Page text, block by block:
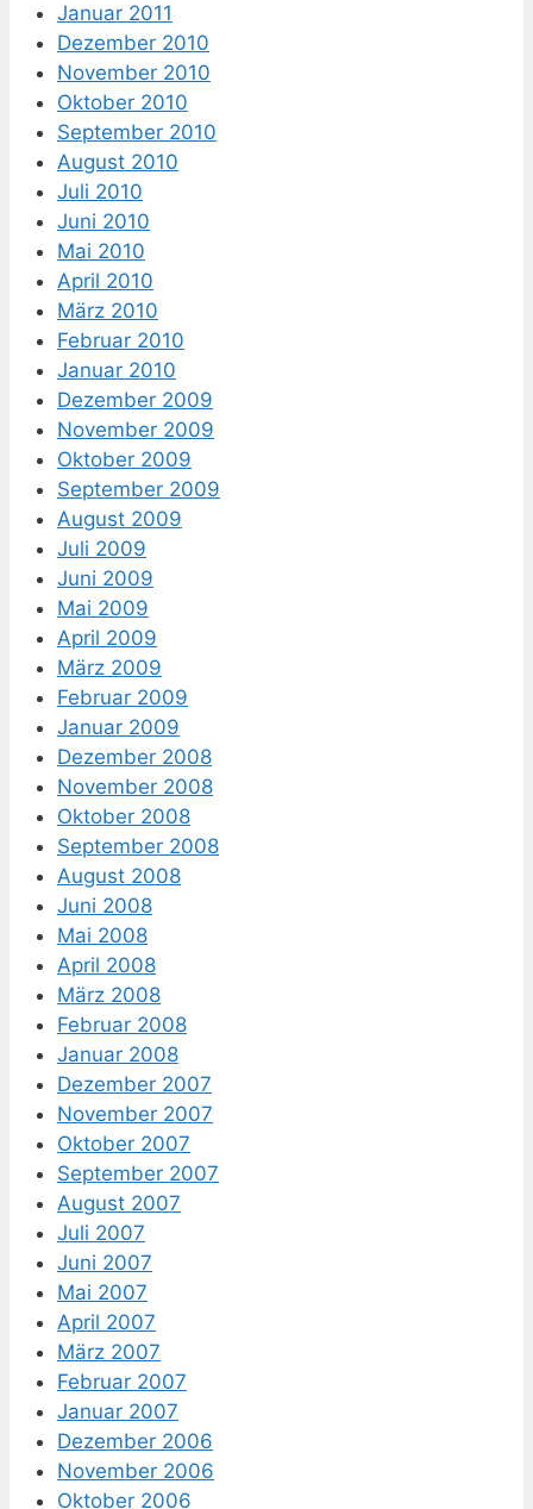
Januar 2011
Dezember 2010
November 2010
Oktober 2010
September 2010
August 2010
Juli 2010
Juni 2010
Mai 2010
April 2010
März 2010
Februar 2010
Januar 2010
Dezember 2009
November 2009
Oktober 2009
September 2009
August 2009
Juli 2009
Juni 2009
Mai 2009
April 2009
März 2009
Februar 2009
Januar 2009
Dezember 2008
November 2008
Oktober 2008
September 2008
August 2008
Juni 2008
Mai 2008
April 2008
März 2008
Februar 2008
Januar 2008
Dezember 2007
November 2007
Oktober 2007
September 2007
August 2007
Juli 2007
Juni 2007
Mai 2007
April 2007
März 2007
Februar 2007
Januar 2007
Dezember 2006
November 2006
Oktober 2006